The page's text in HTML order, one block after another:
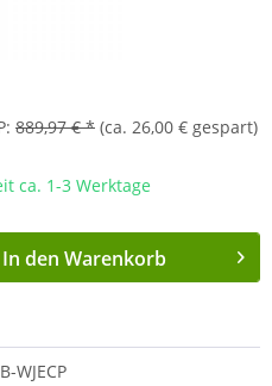
889,97 € * (ca. 26,00 € gespart)
ca. 1-3 Werktage
In den Warenkorb
WJECP